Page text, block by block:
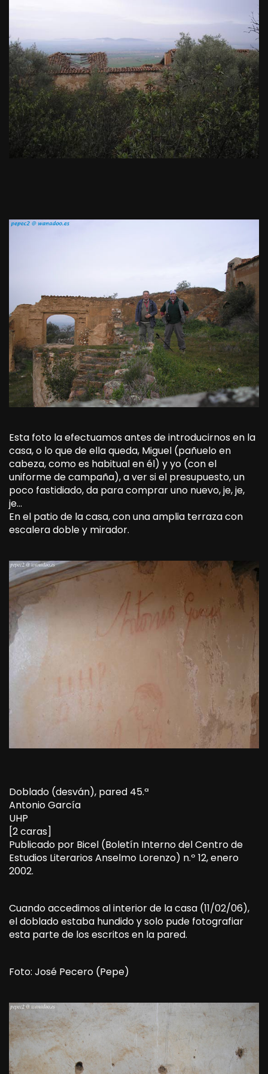
Esta foto la efectuamos antes de introducirnos en la
casa, o lo que de ella queda, Miguel (pañuelo en
cabeza, como es habitual en él) y yo (con el
uniforme de campaña), a ver si el presupuesto, un
poco fastidiado, da para comprar uno nuevo, je, je,
je…
En el patio de la casa, con una amplia terraza con
escalera doble y mirador.
Doblado (desván), pared 45.ª
Antonio García
UHP
[2 caras]
Publicado por Bicel (Boletín Interno del Centro de
Estudios Literarios Anselmo Lorenzo) n.º 12, enero
2002.
Cuando accedimos al interior de la casa (11/02/06),
el doblado estaba hundido y solo pude fotografiar
esta parte de los escritos en la pared.
Foto: José Pecero (Pepe)